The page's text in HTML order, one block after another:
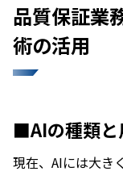
品質保証業
術の活用
■AIの種類と
現在、AIには大き